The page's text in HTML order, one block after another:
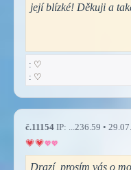
její blízké! Děkuji a
: ♡
: ♡
č.11154 IP: ...236.59 •
Drazí, prosím vás o